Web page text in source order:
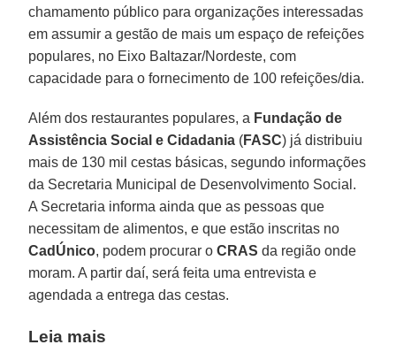
chamamento público para organizações interessadas
em assumir a gestão de mais um espaço de refeições
populares, no Eixo Baltazar/Nordeste, com
capacidade para o fornecimento de 100 refeições/dia.
Além dos restaurantes populares, a Fundação de
Assistência Social e Cidadania (FASC) já distribuiu
mais de 130 mil cestas básicas, segundo informações
da Secretaria Municipal de Desenvolvimento Social.
A Secretaria informa ainda que as pessoas que
necessitam de alimentos, e que estão inscritas no
CadÚnico, podem procurar oCRAS da região onde
moram. A partir daí, será feita uma entrevista e
agendada a entrega das cestas.
Leia mais